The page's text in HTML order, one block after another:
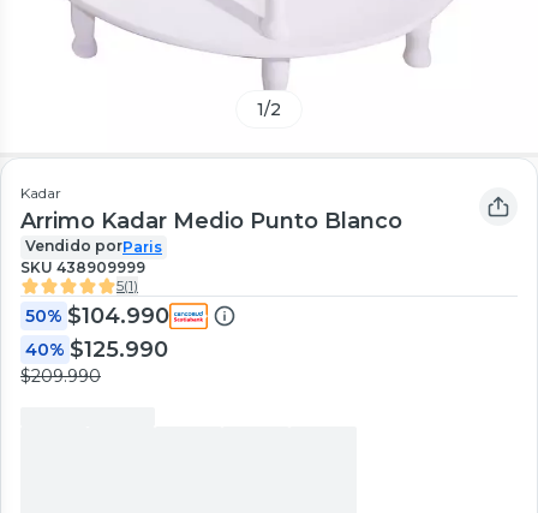
1/2
Kadar
Arrimo Kadar Medio Punto Blanco
Vendido porParis
SKU 438909999
5(1)
50% $104.990
40% $125.990
$209.990